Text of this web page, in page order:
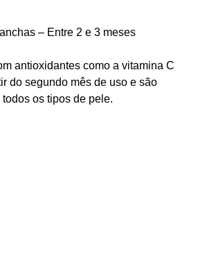
– Entre 2 e 3 meses
antioxidantes como a vitamina C
do segundo mês de uso e são
os tipos de pele.